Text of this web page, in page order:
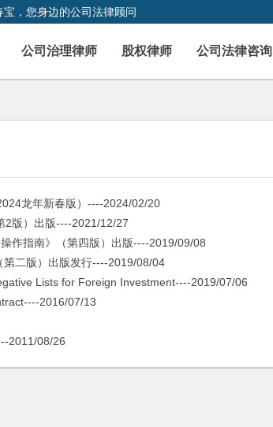
，您身边的公司法律顾问
公司治理律师 股权律师 公司法律咨询
龙年新春版）----2024/02/20
版）出版----2021/12/27
指南》（第四版）出版----2019/09/08
二版）出版发行----2019/08/04
Lists for Foreign Investment----2019/07/06
2016/07/13
2011/08/26